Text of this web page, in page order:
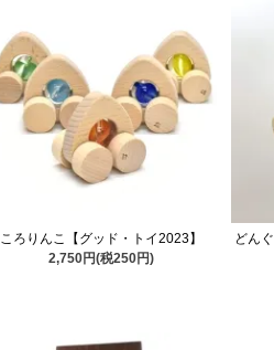
ころりんこ【グッド・トイ2023】
2,750円(税250円)
どん